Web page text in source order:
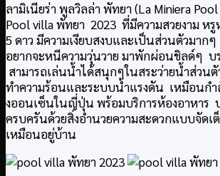
ลามิเนียร่า พูลวิลล่า พัทยา (La Miniera
Pool villa พัทยา 2023 ที่มีความสวยงาม หรู
5 ดาว มีความเงียบสงบและเป็นส่วนตัวมาก
อยากจะหนีความวุ่นวาย มาพักผ่อนชิลด์ๆ บ
สามารถเล่นน้ำได้สนุกๆในสระว่ายน้ำส่วน
ทำความร้อนและระบบน้ำแรงดัน เหมือนก
งออนเซ็นในญี่ปุ่น พร้อมบริการห้องอาหาร
ครบครันด้วยสิ่งอำนวยความสะดวกแบบจัดเ
เหมือนอยู่บ้าน